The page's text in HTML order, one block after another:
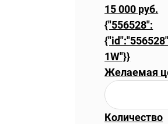
15 000 руб.
{"556528":
1W"}}
Желаемая
Количество